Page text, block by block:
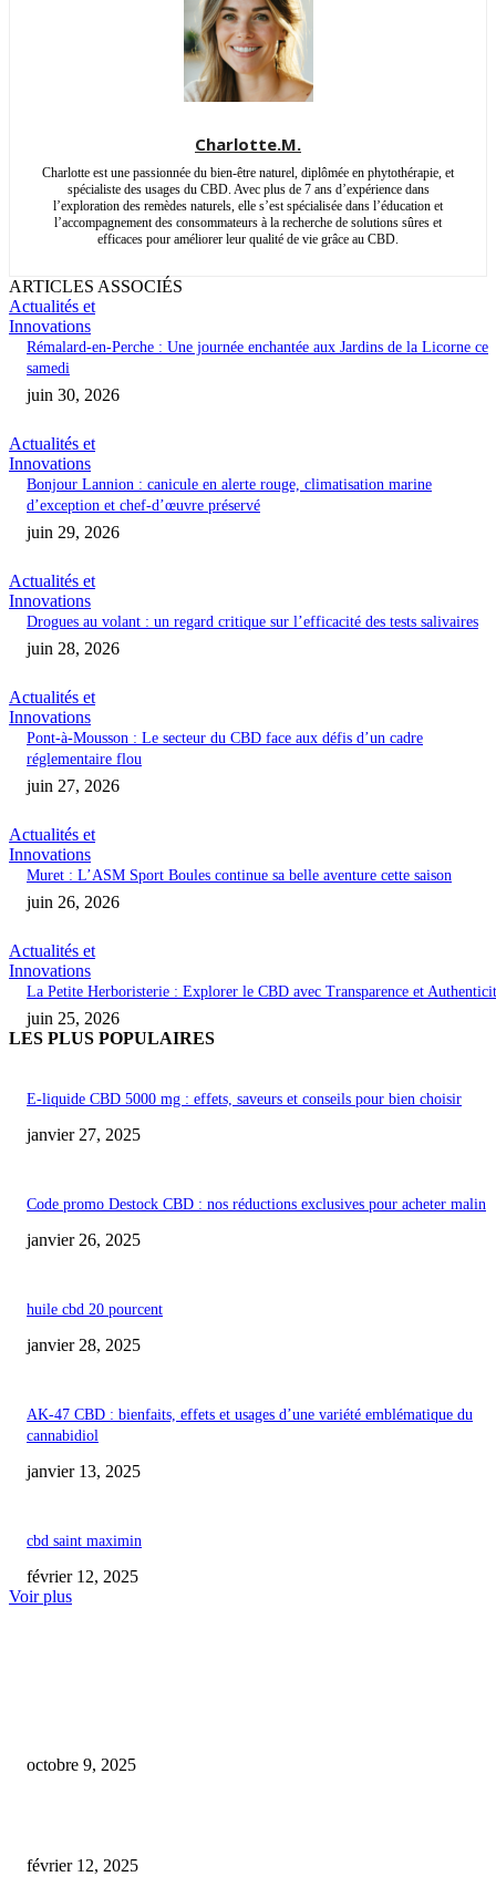
Charlotte.M.
Charlotte est une passionnée du bien-être naturel, diplômée en phytothérapie, et
spécialiste des usages du CBD. Avec plus de 7 ans d’expérience dans
l’exploration des remèdes naturels, elle s’est spécialisée dans l’éducation et
l’accompagnement des consommateurs à la recherche de solutions sûres et
efficaces pour améliorer leur qualité de vie grâce au CBD.
ARTICLES ASSOCIÉS
Actualités et
Innovations
Rémalard-en-Perche : Une journée enchantée aux Jardins de la Licorne ce
samedi
juin 30, 2026
Actualités et
Innovations
Bonjour Lannion : canicule en alerte rouge, climatisation marine
d’exception et chef-d’œuvre préservé
juin 29, 2026
Actualités et
Innovations
Drogues au volant : un regard critique sur l’efficacité des tests salivaires
juin 28, 2026
Actualités et
Innovations
Pont-à-Mousson : Le secteur du CBD face aux défis d’un cadre
réglementaire flou
juin 27, 2026
Actualités et
Innovations
Muret : L’ASM Sport Boules continue sa belle aventure cette saison
juin 26, 2026
Actualités et
Innovations
La Petite Herboristerie : Explorer le CBD avec Transparence et
juin 25, 2026
LES PLUS POPULAIRES
E-liquide CBD 5000 mg : effets, saveurs et conseils pour bien choisir
janvier 27, 2025
Code promo Destock CBD : nos réductions exclusives pour acheter malin
janvier 26, 2025
huile cbd 20 pourcent
janvier 28, 2025
AK-47 CBD : bienfaits, effets et usages d’une variété emblématique du
cannabidiol
janvier 13, 2025
cbd saint maximin
février 12, 2025
Voir plus
octobre 9, 2025
février 12, 2025